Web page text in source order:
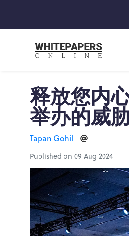
释放您内
举办的威
Tapan Gohil
Published on 09 Aug 2024